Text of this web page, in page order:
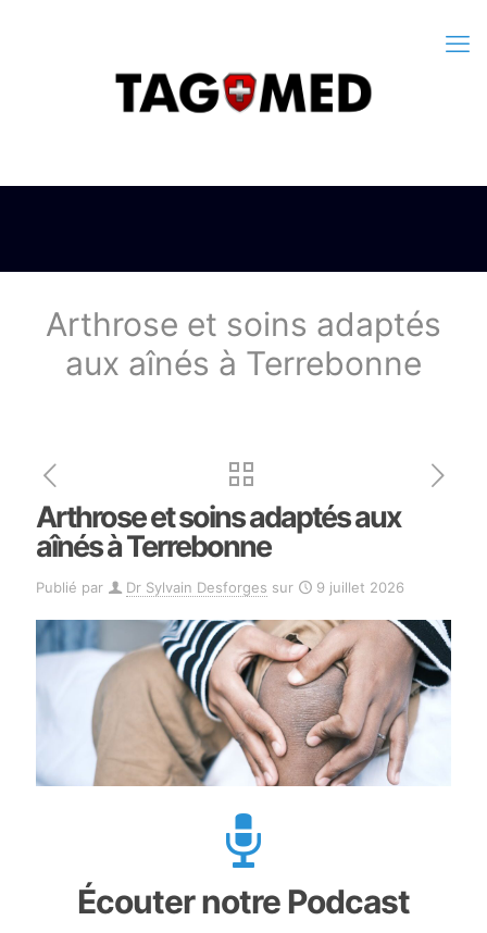
Arthrose et soins adaptés
aux aînés à Terrebonne
Arthrose et soins adaptés aux
aînés à Terrebonne
Publié par Dr Sylvain Desforges sur 9 juillet 2026
Écouter notre Podcast